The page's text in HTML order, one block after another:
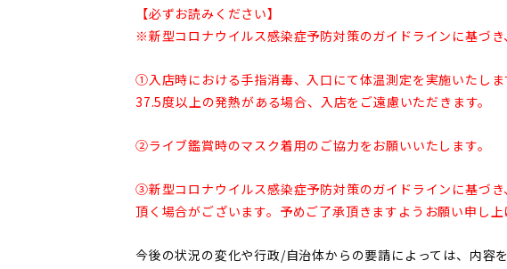
【必ずお読みください】
※新型コロナウイルス感染症予防対策のガイドラインに基づき
①入店時における手指消毒、入口にて体温測定を実施いたしま
37.5度以上の発熱がある場合、入店をご遠慮いただきます。
②ライブ鑑賞時のマスク着用のご協力をお願いいたします。
③新型コロナウイルス感染症予防対策のガイドラインに基づ
頂く場合がございます。予めご了承頂きますようお願い申し上
今後の状況の変化や行政/自治体からの要請によっては、内容